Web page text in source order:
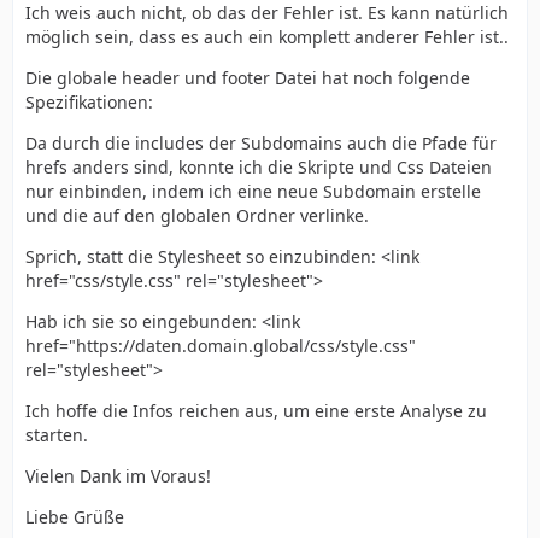
Ich weis auch nicht, ob das der Fehler ist. Es kann natürlich
möglich sein, dass es auch ein komplett anderer Fehler ist..
Die globale header und footer Datei hat noch folgende
Spezifikationen:
Da durch die includes der Subdomains auch die Pfade für
hrefs anders sind, konnte ich die Skripte und Css Dateien
nur einbinden, indem ich eine neue Subdomain erstelle
und die auf den globalen Ordner verlinke.
Sprich, statt die Stylesheet so einzubinden: <link
href="css/style.css" rel="stylesheet">
Hab ich sie so eingebunden: <link
href="https://daten.domain.global/css/style.css"
rel="stylesheet">
Ich hoffe die Infos reichen aus, um eine erste Analyse zu
starten.
Vielen Dank im Voraus!
Liebe Grüße